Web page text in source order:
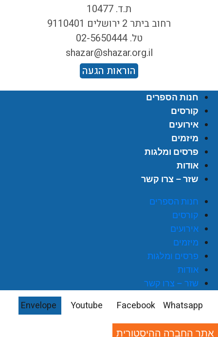
ת.ד. 10477
רחוב ביתר 2 ירושלים 9110401
טל. 02-5650444
shazar@shazar.org.il
הוראות הגעה
חנות הספרים
קורסים
אירועים
מיזמים
פרסים ומלגות
אודות
שזר – צרו קשר
חנות הספרים
קורסים
אירועים
מיזמים
פרסים ומלגות
אודות
שזר – צרו קשר
Envelope Youtube Facebook Whatsapp
אתר החברה ההיסטורית